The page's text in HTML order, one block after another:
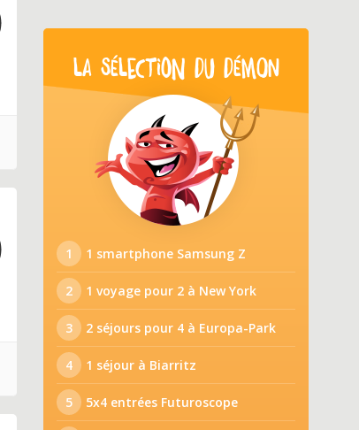
LA SÉLECTION DU DÉMON
1 1 smartphone Samsung Z
2 1 voyage pour 2 à New York
3 2 séjours pour 4 à Europa-Park
4 1 séjour à Biarritz
5 5x4 entrées Futuroscope